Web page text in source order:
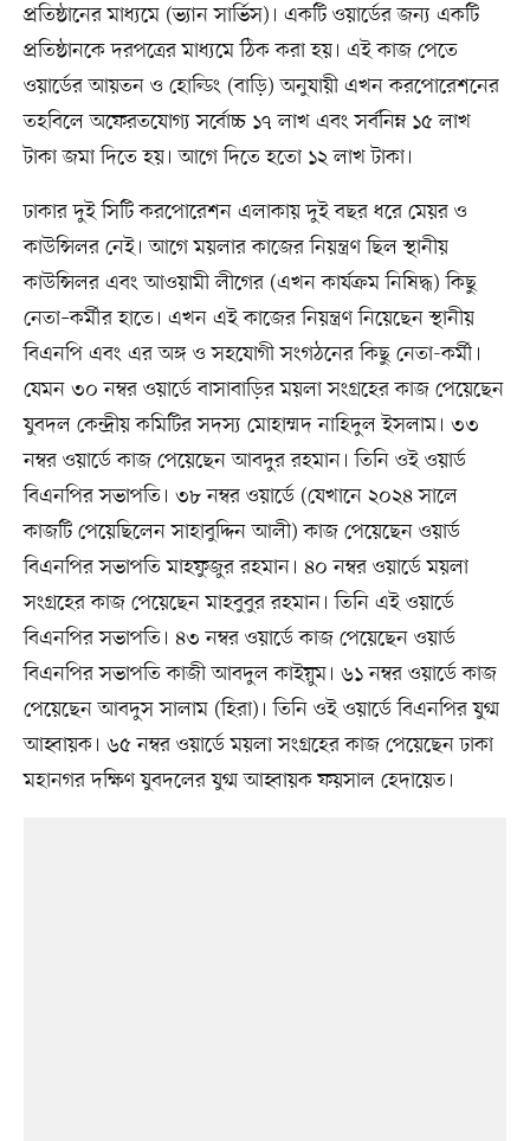
প্রতিষ্ঠানের মাধ্যমে (ভ্যান সার্ভিস)। একটি ওয়ার্ডের জন্য একটি
প্রতিষ্ঠানকে দরপত্রের মাধ্যমে ঠিক করা হয়। এই কাজ পেতে
ওয়ার্ডের আয়তন ও হোল্ডিং (বাড়ি) অনুযায়ী এখন করপোরেশনের
তহবিলে অফেরতযোগ্য সর্বোচ্চ ১৭ লাখ এবং সর্বনিম্ন ১৫ লাখ
টাকা জমা দিতে হয়। আগে দিতে হতো ১২ লাখ টাকা।
ঢাকার দুই সিটি করপোরেশন এলাকায় দুই বছর ধরে মেয়র ও
কাউন্সিলর নেই। আগে ময়লার কাজের নিয়ন্ত্রণ ছিল স্থানীয়
কাউন্সিলর এবং আওয়ামী লীগের (এখন কার্যক্রম নিষিদ্ধ) কিছু
নেতা–কর্মীর হাতে। এখন এই কাজের নিয়ন্ত্রণ নিয়েছেন স্থানীয়
বিএনপি এবং এর অঙ্গ ও সহযোগী সংগঠনের কিছু নেতা-কর্মী।
যেমন ৩০ নম্বর ওয়ার্ডে বাসাবাড়ির ময়লা সংগ্রহের কাজ পেয়েছেন
যুবদল কেন্দ্রীয় কমিটির সদস্য মোহাম্মদ নাহিদুল ইসলাম। ৩৩
নম্বর ওয়ার্ডে কাজ পেয়েছেন আবদুর রহমান। তিনি ওই ওয়ার্ড
বিএনপির সভাপতি। ৩৮ নম্বর ওয়ার্ডে (যেখানে ২০২৪ সালে
কাজটি পেয়েছিলেন সাহাবুদ্দিন আলী) কাজ পেয়েছেন ওয়ার্ড
বিএনপির সভাপতি মাহফুজুর রহমান। ৪০ নম্বর ওয়ার্ডে ময়লা
সংগ্রহের কাজ পেয়েছেন মাহবুবুর রহমান। তিনি এই ওয়ার্ডে
বিএনপির সভাপতি। ৪৩ নম্বর ওয়ার্ডে কাজ পেয়েছেন ওয়ার্ড
বিএনপির সভাপতি কাজী আবদুল কাইয়ুম। ৬১ নম্বর ওয়ার্ডে কাজ
পেয়েছেন আবদুস সালাম (হিরা)। তিনি ওই ওয়ার্ডে বিএনপির যুগ্ম
আহ্বায়ক। ৬৫ নম্বর ওয়ার্ডে ময়লা সংগ্রহের কাজ পেয়েছেন ঢাকা
মহানগর দক্ষিণ যুবদলের যুগ্ম আহ্বায়ক ফয়সাল হেদায়েত।